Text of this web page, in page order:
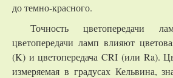
до темно-красного.
Точность цветопередачи
цветопередачи ламп влияют
(K) и цветопередача CRI (или Ra).
измеряемая в градусах Кельвина,